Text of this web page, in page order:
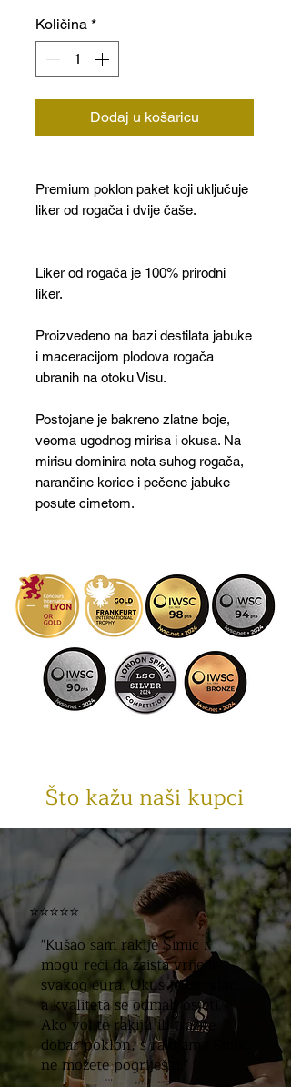
Količina *
Dodaj u košaricu
Premium poklon paket koji uključuje
liker od rogača i dvije čaše.
Liker od rogača je 100% prirodni
liker.
Proizvedeno na bazi destilata jabuke
i maceracijom plodova rogača
ubranih na otoku Visu.
Postojane je bakreno zlatne boje,
veoma ugodnog mirisa i okusa. Na
mirisu dominira nota suhog rogača,
narančine korice i pečene jabuke
posute cimetom.
Što kažu naši kupci
⭐⭐⭐⭐⭐
"Kušao sam rakije Šimić i
mogu reći da zaista vrijede
svakog eura. Okus je izvrstan,
a kvaliteta se odmah osjeti.
Ako volite rakiju ili tražite
dobar poklon, s rakijama Šimić
ne možete pogriješiti."